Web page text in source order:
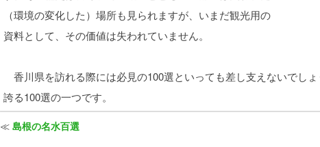
（環境の変化した）場所も見られますが、いまだ観光用の
資料として、その価値は失われていません。
香川県を訪れる際には必見の100選といっても差し支えないでし
誇る100選の一つです。
≪ 島根の名水百選